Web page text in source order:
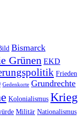
Bismarck
Grünen EKD
Frieden
Gedenkorte Grundrechte
Kolonialismus Krieg
Militär Nationalismus